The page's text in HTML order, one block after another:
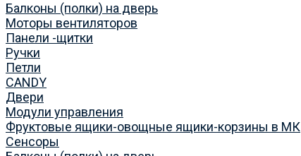
Балконы (полки) на дверь
Моторы вентиляторов
Панели -щитки
Ручки
Петли
CANDY
Двери
Модули управления
Фруктовые ящики-овощные ящики-корзины в МК
Сенсоры